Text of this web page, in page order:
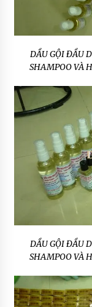
DẦU GỘI ĐẦU
SHAMPOO VÀ
DẦU GỘI ĐẦU
SHAMPOO VÀ